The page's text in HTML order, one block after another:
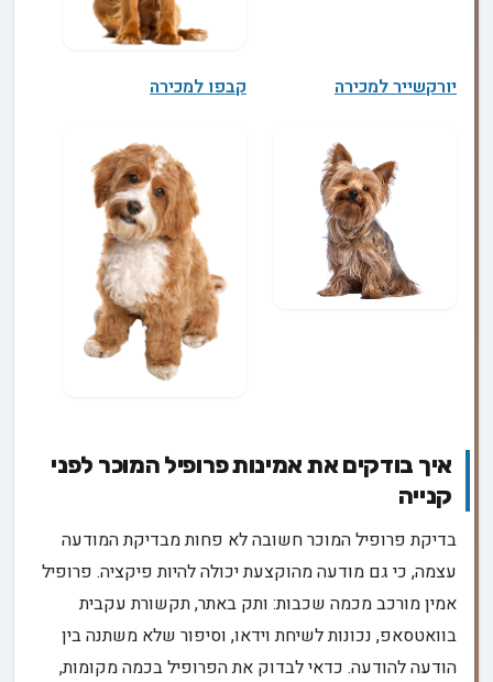
יורקשייר למכירה קבפו למכירה
איך בודקים את אמינות פרופיל המוכר לפני
קנייה
בדיקת פרופיל המוכר חשובה לא פחות מבדיקת המודעה
עצמה, כי גם מודעה מהוקצעת יכולה להיות פיקציה. פרופיל
אמין מורכב מכמה שכבות: ותק באתר, תקשורת עקבית
בוואטסאפ, נכונות לשיחת וידאו, וסיפור שלא משתנה בין
הודעה להודעה. כדאי לבדוק את הפרופיל בכמה מקומות,